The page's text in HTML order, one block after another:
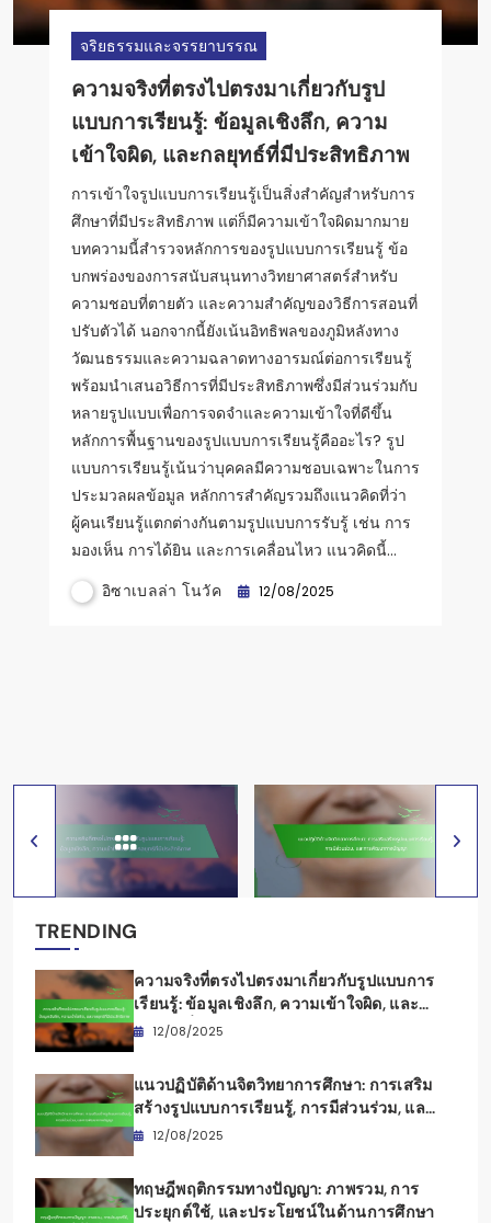
จริยธรรมและจรรยาบรรณ
ความจริงที่ตรงไปตรงมาเกี่ยวกับรูป
แบบการเรียนรู้: ข้อมูลเชิงลึก, ความ
เข้าใจผิด, และกลยุทธ์ที่มีประสิทธิภาพ
การเข้าใจรูปแบบการเรียนรู้เป็นสิ่งสำคัญสำหรับการ
ศึกษาที่มีประสิทธิภาพ แต่ก็มีความเข้าใจผิดมากมาย
บทความนี้สำรวจหลักการของรูปแบบการเรียนรู้ ข้อ
บกพร่องของการสนับสนุนทางวิทยาศาสตร์สำหรับ
ความชอบที่ตายตัว และความสำคัญของวิธีการสอนที่
ปรับตัวได้ นอกจากนี้ยังเน้นอิทธิพลของภูมิหลังทาง
วัฒนธรรมและความฉลาดทางอารมณ์ต่อการเรียนรู้
พร้อมนำเสนอวิธีการที่มีประสิทธิภาพซึ่งมีส่วนร่วมกับ
หลายรูปแบบเพื่อการจดจำและความเข้าใจที่ดีขึ้น
หลักการพื้นฐานของรูปแบบการเรียนรู้คืออะไร? รูป
แบบการเรียนรู้เน้นว่าบุคคลมีความชอบเฉพาะในการ
ประมวลผลข้อมูล หลักการสำคัญรวมถึงแนวคิดที่ว่า
ผู้คนเรียนรู้แตกต่างกันตามรูปแบบการรับรู้ เช่น การ
มองเห็น การได้ยิน และการเคลื่อนไหว แนวคิดนี้…
อิซาเบลล่า โนวัค
12/08/2025
การศึกษาและการเรียนรู้
แนวปฏิบัติด้านจิตวิทยาการศึกษา: การ
เสริมสร้างรูปแบบการเรียนรู้, การมีส่วน
ร่วม, และการพัฒนาทางปัญญา
ทฤษฎีและแบบจำลองการเรียนรู้
ทฤษฎีพฤติกรรมทางปัญญา: ภาพรวม,
การประยุกต์ใช้, และประโยชน์ในด้าน
การศึกษา
อิซาเบลล่า โนวัค
การศึกษาและการเรียนรู้
จิตวิทยาการศึกษา: การเปิดเผยรูปแบบ
การเรียนรู้, การพัฒนาทางปัญญา, และ
การมีส่วนร่วมของนักเรียน
การพัฒนาทางปัญญาและการเรียนรู้
รูปแบบการเรียนรู้: ประเภท, ประโยชน์,
และกลยุทธ์ในห้องเรียน
อิซาเบลล่า โนวัค 12/08/2025
TRENDING
ความจริงที่ตรงไปตรงมาเกี่ยวกับรูปแบบการ
เรียนรู้: ข้อมูลเชิงลึก, ความเข้าใจผิด, และ
กลยุทธ์ที่มีประสิทธิภาพ
12/08/2025
แนวปฏิบัติด้านจิตวิทยาการศึกษา: การเสริม
สร้างรูปแบบการเรียนรู้, การมีส่วนร่วม, และ
การพัฒนาทางปัญญา
12/08/2025
ทฤษฎีพฤติกรรมทางปัญญา: ภาพรวม, การ
ประยุกต์ใช้, และประโยชน์ในด้านการศึกษา